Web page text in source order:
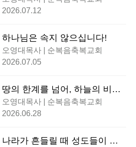
2026.07.12
하나님은 속지 않으십니다!
오영대목사 | 순복음축복교회
2026.07.05
땅의 한계를 넘어, 하늘의 비전
을 쏘아 올리라!
오영대목사 | 순복음축복교회
2026.06.28
나라가 흔들릴 때 성도들이 반